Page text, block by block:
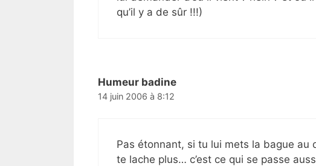
qu’il y a de sûr !!!)
Humeur badine
14 juin 2006 à 8:12
Pas étonnant, si tu lui mets la bague au
te lache plus… c’est ce qui se passe